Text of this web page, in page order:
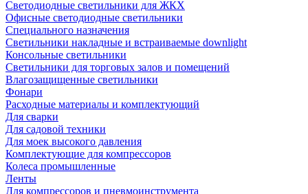
Светодиодные светильники для ЖКХ
Офисные светодиодные светильники
Специального назначения
Светильники накладные и встраиваемые downlight
Консольные светильники
Светильники для торговых залов и помещений
Влагозащищенные светильники
Фонари
Расходные материалы и комплектующий
Для сварки
Для садовой техники
Для моек высокого давления
Комплектующие для компрессоров
Колеса промышленные
Ленты
Для компрессоров и пневмоинструмента